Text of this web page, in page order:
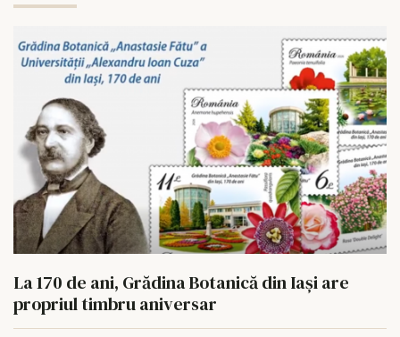
La 170 de ani, Grădina Botanică din Iași are
propriul timbru aniversar